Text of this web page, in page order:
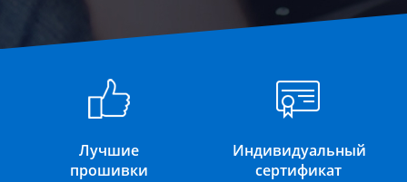
Лучшие
прошивки
Индивидуальный
сертификат